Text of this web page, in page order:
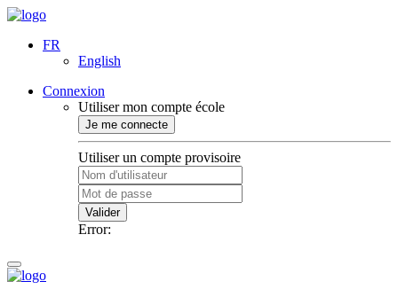
FR
English
Connexion
Utiliser mon compte école
Je me connecte
Utiliser un compte provisoire
Valider
Error: